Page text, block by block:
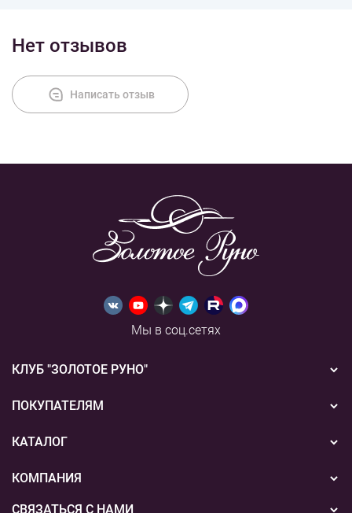
Нет отзывов
Написать отзыв
Мы в соц.сетях
КЛУБ "ЗОЛОТОЕ РУНО"
Новости
Акции
ПОКУПАТЕЛЯМ
Бонусная система
Подарочные сертификаты
Способы оплаты
КАТАЛОГ
Вышивка
Пряжа
КОМПАНИЯ
СВЯЗАТЬСЯ С НАМИ